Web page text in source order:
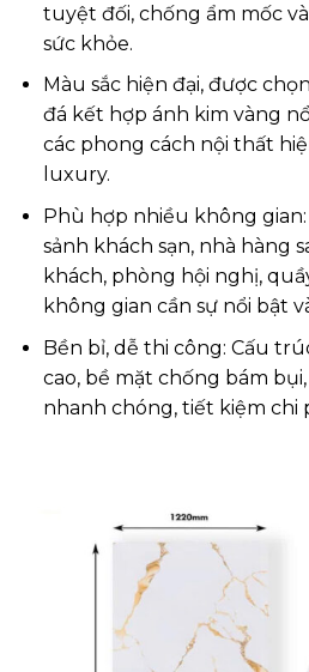
tuyệt đối, chống ẩm mốc
sức khỏe.
Màu sắc hiện đại, được
đá kết hợp ánh kim vàng
các phong cách nội thất
luxury.
Phù hợp nhiều không
sảnh khách sạn, nhà hàng
khách, phòng hội nghị,
không gian cần sự nổi bật
Bền bỉ, dễ thi công: Cấu
cao, bề mặt chống bám
nhanh chóng, tiết kiệm chi